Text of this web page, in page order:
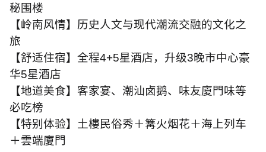
秘围楼
【岭南风情】历史人文与现代潮流交融的文化之
旅
【舒适住宿】全程4+5星酒店，升级3晚市中心豪
华5星酒店
【地道美食】客家宴、潮汕卤鹅、味友廈門味等
必吃榜
【特别体验】土樓民俗秀＋篝火烟花＋海上列车
＋雲端廈門